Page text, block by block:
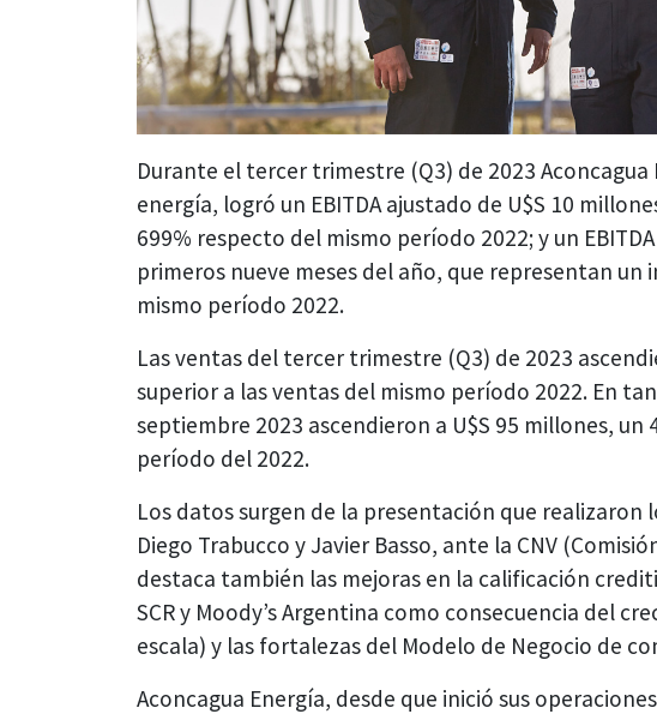
Durante el tercer trimestre (Q3) de 2023
energía, logró un EBITDA ajustado de U$S 10
699% respecto del mismo período 2022; y un
primeros nueve meses del año, que representan
mismo período 2022.
Las ventas del tercer trimestre (Q3) de 2023
superior a las ventas del mismo período 2022. En
septiembre 2023 ascendieron a U$S 95 millones, un
período del 2022.
Los datos surgen de la presentación que realizaron
Diego Trabucco y Javier Basso, ante la CNV
destaca también las mejoras en la calificación
SCR y Moody’s Argentina como consecuencia del
escala) y las fortalezas del Modelo de Negocio de
Aconcagua Energía, desde que inició sus